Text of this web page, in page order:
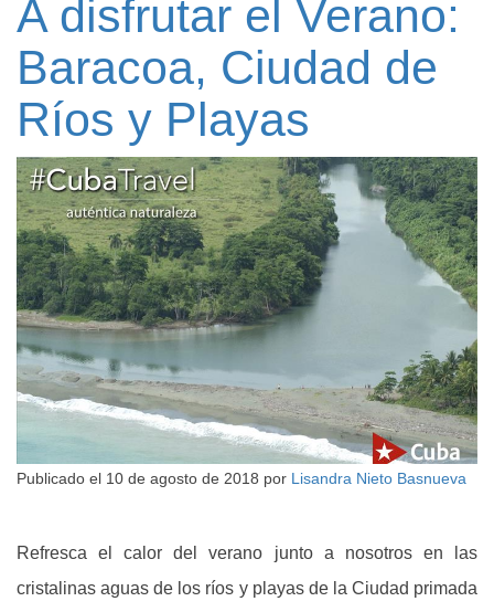
A disfrutar el Verano:
Baracoa, Ciudad de
Ríos y Playas
Publicado el 10 de agosto de 2018 por Lisandra Nieto Basnueva
Refresca el calor del verano junto a nosotros en las
cristalinas aguas de los ríos y playas de la Ciudad primada